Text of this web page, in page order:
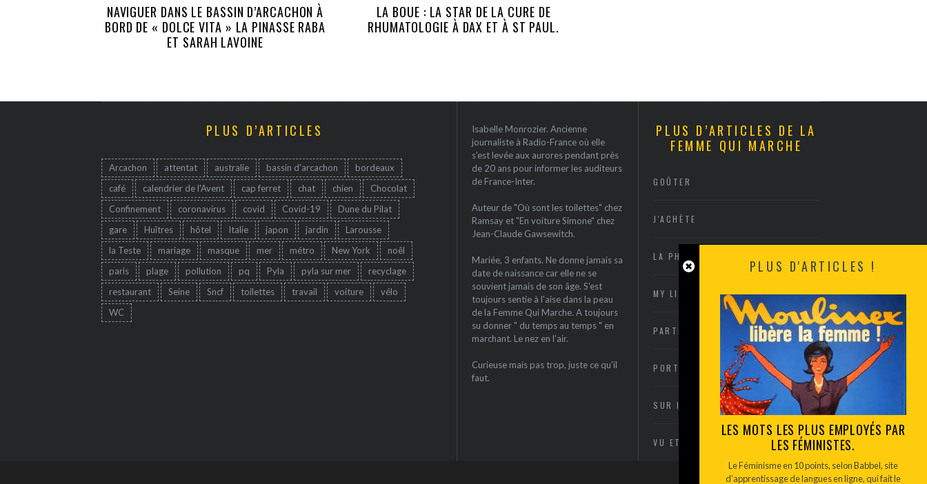
NAVIGUER DANS LE BASSIN D’ARCACHON À
BORD DE « DOLCE VITA » LA PINASSE RABA
ET SARAH LAVOINE
LA BOUE : LA STAR DE LA CURE DE
RHUMATOLOGIE À DAX ET À ST PAUL.
PLUS D'ARTICLES !
LES MOTS LES PLUS EMPLOYÉS PAR
LES FÉMINISTES.
Le Féminisme en 10 points, selon Babbel, site
d’apprentissage de langues en ligne, qui fait le
PLUS D’ARTICLES
Arcachon attentat australie bassin d'arcachon
bordeaux
café
calendrier de l'Avent cap ferret chat chien
Chocolat
Confinement
coronavirus covid Covid-19
Dune du Pilat
gare
Huîtres hôtel Italie japon jardin
Larousse
la Teste
mariage masque mer métro New York
noêl
paris
plage pollution pq Pyla pyla sur mer
recyclage
restaurant
Seine Sncf toilettes travail voiture
vélo
WC
Isabelle Monrozier. Ancienne
journaliste à Radio-France où elle
s'est levée aux aurores pendant près
de 20 ans pour informer les auditeurs
de France-Inter.
Auteur de "Où sont les toilettes" chez
Ramsay et "En voiture Simone" chez
Jean-Claude Gawsewitch.
Mariée, 3 enfants. Ne donne jamais sa
date de naissance car elle ne se
souvient jamais de son âge. S'est
toujours sentie à l'aise dans la peau
de la Femme Qui Marche. A toujours
su donner " du temps au temps " en
marchant. Le nez en l'air.
Curieuse mais pas trop, juste ce qu'il
faut.
PLUS D’ARTICLES DE LA
FEMME QUI MARCHE
GOÛTER
J'ACHÈTE
LA PHOTO
MY LITTLE ARCACHON
PARTIR OU RESTER
PORTRAITS
SUR INVITATION
VU ET ENTENDU